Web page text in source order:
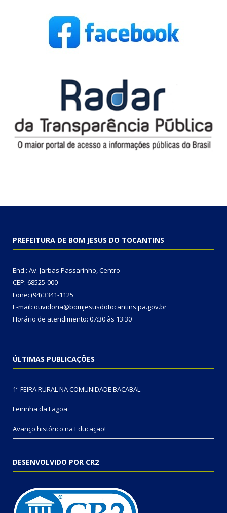
PREFEITURA DE BOM JESUS DO TOCANTINS
End.: Av. Jarbas Passarinho, Centro
CEP: 68525-000
Fone: (94) 3341-1125
E-mail: ouvidoria@bomjesusdotocantins.pa.gov.br
Horário de atendimento: 07:30 às 13:30
ÚLTIMAS PUBLICAÇÕES
1ª FEIRA RURAL NA COMUNIDADE BACABAL
Feirinha da Lagoa
Avanço histórico na Educação!
DESENVOLVIDO POR CR2